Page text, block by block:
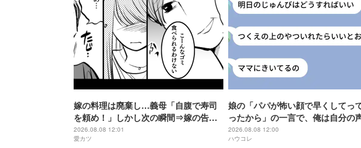
嫁の料理は廃棄し…義母「自腹で寿司
を頼め！」しかし次の瞬間⇒嫁の告げ
た言葉に、義母は後ずさりし「え…
あ…」
2026.08.08 12:01
愛カツ
娘の「パパが怖い顔で早くしてっ
ったから」の一言で、俺は自分の
思い出しました
2026.08.08 12:00
ハウコレ